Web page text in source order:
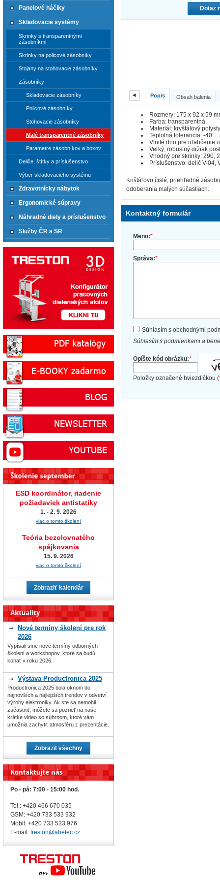
Dotaz
◄ Popis Obsah balenia
Rozmery: 175 x 92 x 59
Farba: transparentná.
Materiál: kryštálový
Teplotná tolerancia: -40 ...
Vlnité dno pre uľahčenie
Veľký, robustný držiak
Vhodný pre skrinky: 290,
Príslušenstvo: delič V-04,
Krištáľovo čisté, priehľadné
odoberania malých súčastiach.
Kontaktný formulár
Meno:*
Správa:*
Súhlasím s obchodnými
Súhlasím s podmienkami a
Opíšte kód obrázku:*
Položky označené hviezdičkou (
Panelové háčiky
Skladovacie systémy
Skrinky s transparentnými
zásobníkmi
Skrinky na policové zásobníky
Stojany na stohovacie zásobníky
Zásobníky
Skladovacie zásobníky
Policové zásobníky
Stohovacie zásobníky
Malé transparentné zásobníky
Parametre zásobníkov a boxov
Deliče, štítky a príslušenstvo
Výber skladovacieho systému
Zdravotnícky nábytok
Ergonomické súpravy
Náhradné diely a príslušenstvo
Služby ČR a SR
ESD koordinátor, riadenie
požiadaviek antistatiky
1. - 2. 9. 2026
viac o tomto školení
Teória bezolovnatého
spájkovania
15. 9. 2026
viac o tomto školení
Zobraziť kalendár
Nové termíny školení pre rok
2026
Vypísali sme nové termíny odborných
školení a workshopov, ktoré sa budú
konať v roku 2026.
Výstava Productronica 2025
Productronica 2025 bola oknom do
najnovších a najlepších trendov v odvetví
výroby elektroniky. Ak ste sa nemohli
zúčastniť, môžete sa pozrieť na naše
krátke video so súhrnom, ktoré vám
umožnia zachytiť atmosféru z prezentácie.
Zobrazit všechny
Po - pá: 7:00 - 15:00 hod.
Tel.: +420 466 670 035
GSM: +420 733 533 932
Mobil: +420 733 533 976
E-mail: treston@abetec.cz